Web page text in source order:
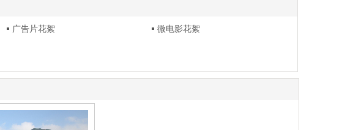
广告片花絮 微电影花絮